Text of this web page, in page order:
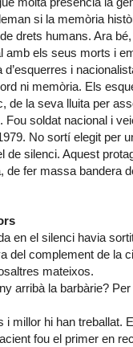
si la memòria
drets humans. Ara
amb els seus morts i
i
ni memòria. Els
de la seva lluita per
Fou soldat nacional i
No sortí elegit per
de silenci. Aquest
de fer massa bandera
en el silenci havia
del complement de la
mateixos.
arribà la barbàrie?
millor hi han treballat.
fou el primer en